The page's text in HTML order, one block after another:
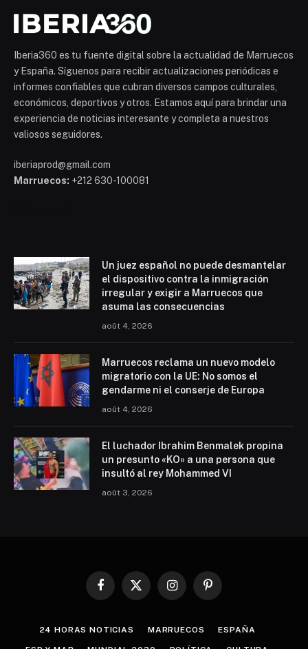
Iberia360 es tu fuente digital sobre la actualidad de Marruecos
y España. Síguenos para recibir actualizaciones periódicas e
informes confiables que cubran diversos campos culturales,
económicos, deportivos y otros. Estamos aquí para brindar una
experiencia de noticias interesante y completa a nuestros
valiosos seguidores.
iberiaprod@gmail.com
Marruecos: +212 630-100081
Un juez español no puede desmantelar
el dispositivo contra la inmigración
irregular y exigir a Marruecos que
asuma las consecuencias
août 4, 2026
Marruecos reclama un nuevo modelo
migratorio con la UE: No somos el
gendarme ni el conserje de Europa
août 4, 2026
El luchador Ibrahim Benmalek propina
un presunto «KO» a una persona que
insultó al rey Mohammed VI
août 3, 2026
Facebook
X
InstagramPinterest
24 HORAS NOTICIAS MARRUECOS ESPAÑA